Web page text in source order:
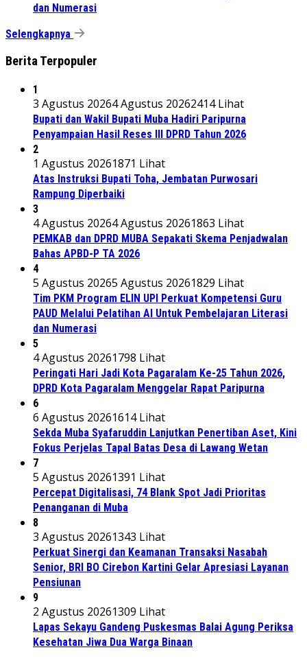
dan Numerasi
Selengkapnya
Berita Terpopuler
1
3 Agustus 20264 Agustus 20262414 Lihat
Bupati dan Wakil Bupati Muba Hadiri Paripurna
Penyampaian Hasil Reses III DPRD Tahun 2026
2
1 Agustus 20261871 Lihat
Atas Instruksi Bupati Toha, Jembatan Purwosari
Rampung Diperbaiki
3
4 Agustus 20264 Agustus 20261863 Lihat
PEMKAB dan DPRD MUBA Sepakati Skema Penjadwalan
Bahas APBD-P TA 2026
4
5 Agustus 20265 Agustus 20261829 Lihat
Tim PKM Program ELIN UPI Perkuat Kompetensi Guru
PAUD Melalui Pelatihan AI Untuk Pembelajaran Literasi
dan Numerasi
5
4 Agustus 20261798 Lihat
Peringati Hari Jadi Kota Pagaralam Ke-25 Tahun 2026,
DPRD Kota Pagaralam Menggelar Rapat Paripurna
6
6 Agustus 20261614 Lihat
Sekda Muba Syafaruddin Lanjutkan Penertiban Aset, Kini
Fokus Perjelas Tapal Batas Desa di Lawang Wetan
7
5 Agustus 20261391 Lihat
Percepat Digitalisasi, 74 Blank Spot Jadi Prioritas
Penanganan di Muba
8
3 Agustus 20261343 Lihat
Perkuat Sinergi dan Keamanan Transaksi Nasabah
Senior, BRI BO Cirebon Kartini Gelar Apresiasi Layanan
Pensiunan
9
2 Agustus 20261309 Lihat
Lapas Sekayu Gandeng Puskesmas Balai Agung Periksa
Kesehatan Jiwa Dua Warga Binaan